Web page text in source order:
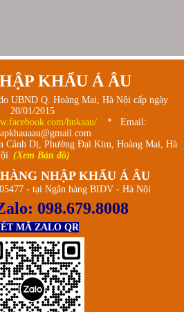
KHẨU Á ÂU
UBND Q. Hoàng Mai, Hà Nội cấp ngày
20/01/2015
hnkaau/
* Email:
Cảnh Dị, Phường Đại Kim, Hoàng Mai, Hà
(Xem Bản đồ)
NHẬP KHẨU Á ÂU
- tại Ngân hàng BIDV - Hà Nội
098.679.8008
MÃ ZALO QR